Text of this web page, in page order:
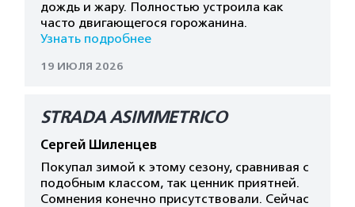
дождь и жару. Полностью устроила как
часто двигающегося горожанина.
Узнать подробнее
19 ИЮЛЯ 2026
STRADA ASIMMETRICO
Сергей Шиленцев
Покупал зимой к этому сезону, сравнивая с
подобным классом, так ценник приятней.
Сомнения конечно присутствовали. Сейчас